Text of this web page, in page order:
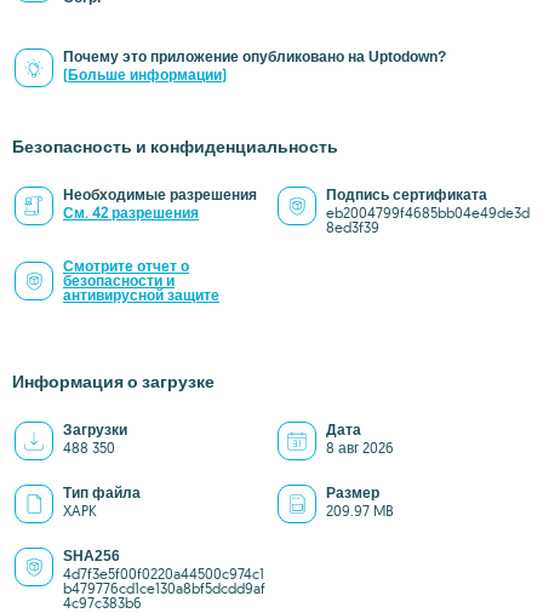
Почему это приложение опубликовано на Uptodown?
(Больше информации)
Безопасность и конфиденциальность
Необходимые разрешения
См. 42 разрешения
Подпись сертификата
eb2004799f4685bb04e49de3d
8ed3f39
Смотрите отчет о
безопасности и
антивирусной защите
Информация о загрузке
Загрузки
488 350
Дата
8 авг 2026
Тип файла
XAPK
Размер
209.97 MB
SHA256
4d7f3e5f00f0220a44500c974c1
b479776cd1ce130a8bf5dcdd9af
4c97c383b6